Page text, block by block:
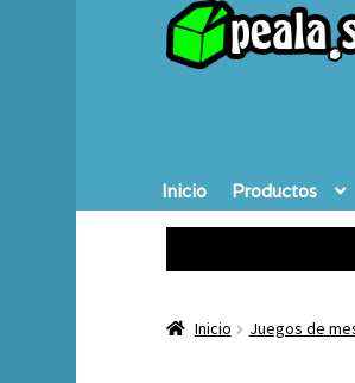
Inicio Productos
Inicio Juegos de